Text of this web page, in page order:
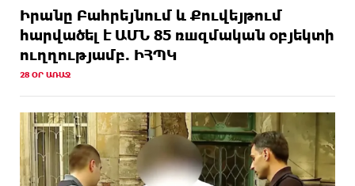
Իրանը Բահրեյնում և Քուվեյթում
hարվածել է ԱՄՆ 85 ռшզմական օբյեկտի
ուղղությամբ. ԻՀՊԿ
28 ՕՐ ԱՌԱՋ